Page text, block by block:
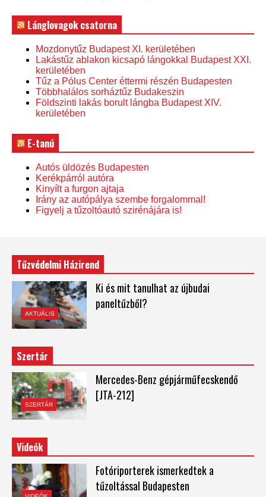
Lánglovagok csatorna
Mozdonytűz Budapest XI. kerületében
Lakástűz ablakon kicsapó lángokkal Budapest XXI.
kerületében
Tűz a Pólus Center éttermi részén Budapesten
Többhalálos sorháztűz Budakeszin
Földszinti lakás borult lángba Budapest XIV.
kerületében
E-tanú
Autós üldözés Budapesten
Kerékpárról autóra
Kinyílt a furgon ajtaja
Irány az autópálya szembe forgalommal!
Figyelj a tűzoltóautó szirénájára is!
Tűzvédelmi Házirend
AKTUÁLIS
Ki és mit tanulhat az újbudai
paneltűzből?
Szertár
SZERTÁR
Mercedes-Benz gépjárműfecskendő
[JTA-212]
Videók
Fotóriporterek ismerkedtek a
tűzoltással Budapesten